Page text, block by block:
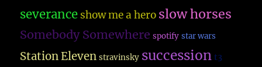
severance show me a hero slow horses
Somebody Somewhere spotify star wars
Station Eleven stravinsky succession t3